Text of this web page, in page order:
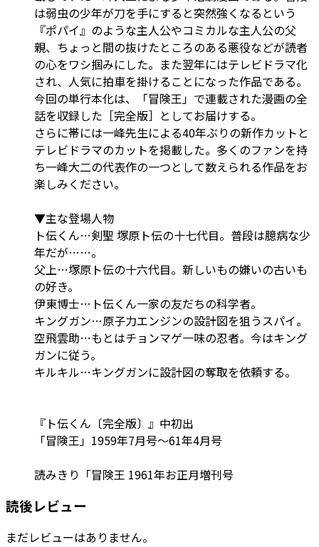
は弱虫の少年が刀を手にすると突然強くなるという
『ポパイ』のような主人公やコミカルな主人公の父
親、ちょっと間の抜けたところのある悪役などが読者
の心をワシ掴みにした。また翌年にはテレビドラマ化
され、人気に拍車を掛けることになった作品である。
今回の単行本化は、「冒険王」で連載された漫画の全
話を収録した［完全版］としてお届けする。
さらに帯には一峰先生による40年ぶりの新作カットと
テレビドラマのカットを掲載した。多くのファンを持
ち一峰大二の代表作の一つとして数えられる作品をお
楽しみください。
▼主な登場人物
ト伝くん…剣聖 塚原ト伝の十七代目。普段は臆病な少
年だが……。
父上…塚原ト伝の十六代目。新しいもの嫌いの古いも
の好き。
伊東博士…ト伝くん一家の友だちの科学者。
キングガン…原子力エンジンの設計図を狙うスパイ。
空飛雲助…もとはチョンマゲ一味の忍者。今はキング
ガンに従う。
キルキル…キングガンに設計図の奪取を依頼する。
『ト伝くん〔完全版〕』中初出
「冒険王」1959年7月号～61年4月号
読みきり「冒険王 1961年お正月増刊号
読後レビュー
まだレビューはありません。